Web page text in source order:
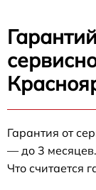
Гарантия от
— до 3 месяцев.
Что считается